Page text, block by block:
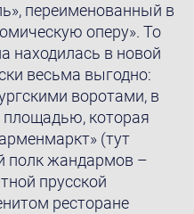
переименованный в
оперу». То
находилась в новой
весьма выгодно:
воротами, в
площадью, которая
(тут
полк жандармов –
прусской
ресторане